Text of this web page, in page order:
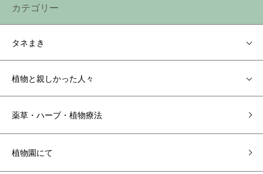
カテゴリー
タネまき
植物と親しかった人々
薬草・ハーブ・植物療法
植物園にて